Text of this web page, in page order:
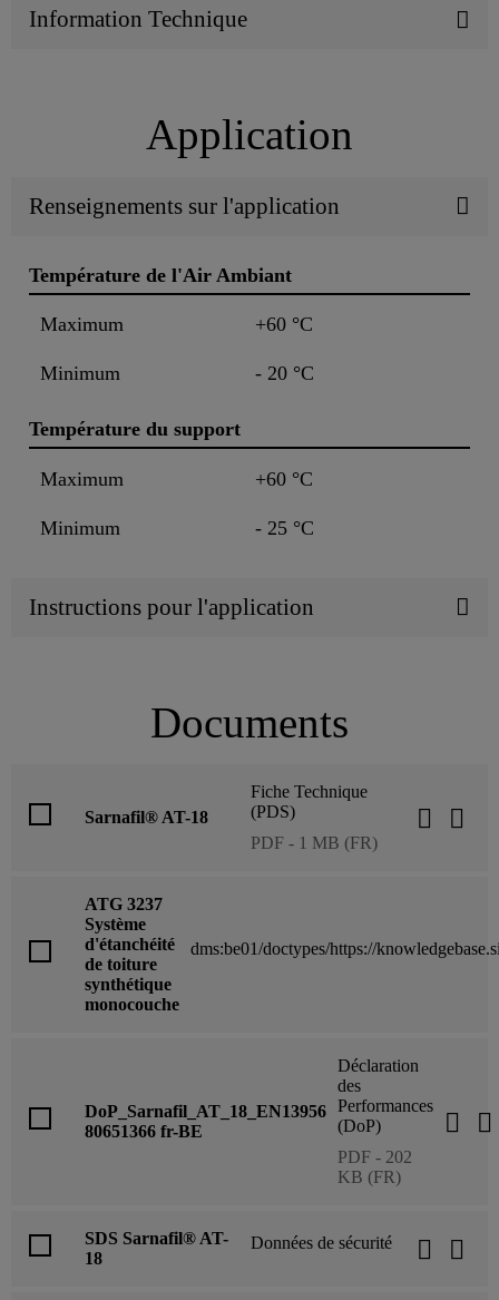
Information Technique
Application
Renseignements sur l'application
Température de l'Air Ambiant
Maximum +60 °C
Minimum - 20 °C
Température du support
Maximum +60 °C
Minimum - 25 °C
Instructions pour l'application
Documents
Sarnafil® AT-18
Fiche Technique
(PDS)
PDF - 1 MB (FR)
ATG 3237
Système
d'étanchéité
de toiture
synthétique
monocouche
dms:be01/doctypes/https://
DoP_Sarnafil_AT_18_EN13956
80651366 fr-BE
Déclaration
des
Performances
(DoP)
PDF - 202
KB (FR)
SDS Sarnafil® AT-
18
Données de sécurité